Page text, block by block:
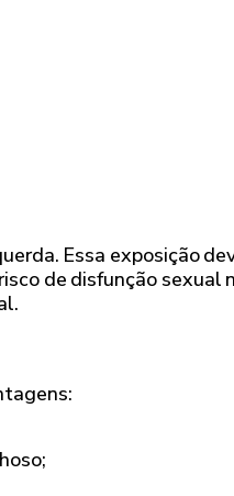
Essa exposição
de disfunção sexual